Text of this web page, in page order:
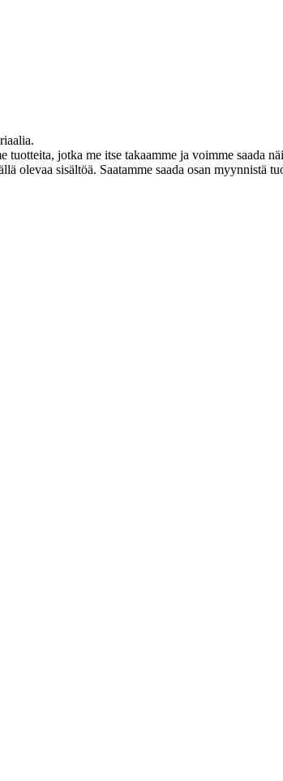
tuotteita, jotka me itse takaamme ja voimme saada
olevaa sisältöä. Saatamme saada osan